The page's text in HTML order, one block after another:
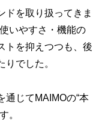
ドを取り扱ってきま
いやすさ・機能の
トを抑えつつも、後
でした。
通じてMAIMOの“本
。